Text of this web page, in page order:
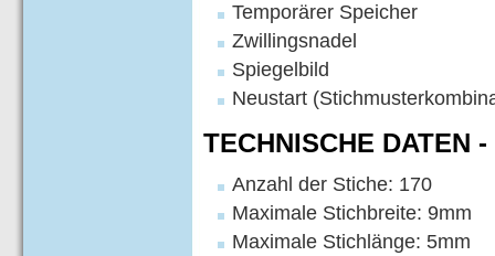
Temporärer Speicher
Zwillingsnadel
Spiegelbild
Neustart
TECHNISCHE DATEN
Anzahl der Stiche: 170
Maximale Stichbreite: 9mm
Maximale Stichlänge: 5mm